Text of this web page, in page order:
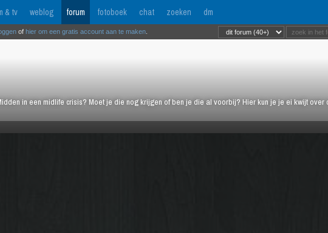
& tv weblog forum fotoboek chat zoeken dm
in een midlife crisis? Moet je die nog krijgen of ben je die al voorbij? Hier kun je je ei kwijt
of hier om een gratis account aan te maken